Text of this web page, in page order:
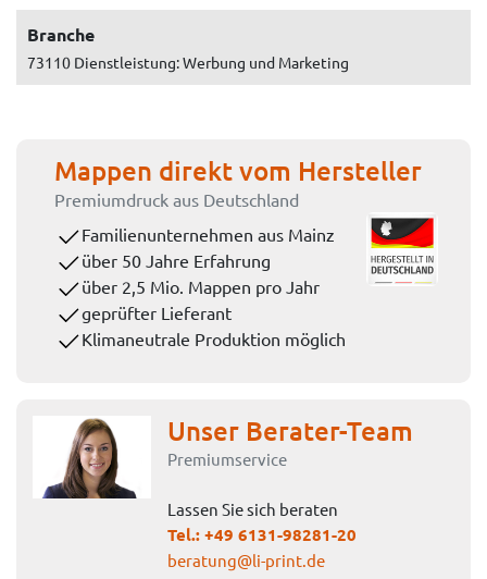
Branche
73110 Dienstleistung: Werbung und Marketing
Mappen direkt vom Hersteller
Premiumdruck aus Deutschland
Familienunternehmen aus Mainz
über 50 Jahre Erfahrung
über 2,5 Mio. Mappen pro Jahr
geprüfter Lieferant
Klimaneutrale Produktion möglich
Unser Berater-Team
Premiumservice
Lassen Sie sich beraten
Tel.:+49 6131-98281-20
beratung@li-print.de